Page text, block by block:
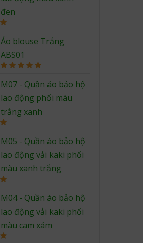
đen
Áo blouse Trắng
ABS01
out of 5
M07 - Quần áo bảo hộ
lao động phối màu
trắng xanh
M05 - Quần áo bảo hộ
lao động vải kaki phối
màu xanh trắng
M04 - Quần áo bảo hộ
lao động vải kaki phối
màu cam xám